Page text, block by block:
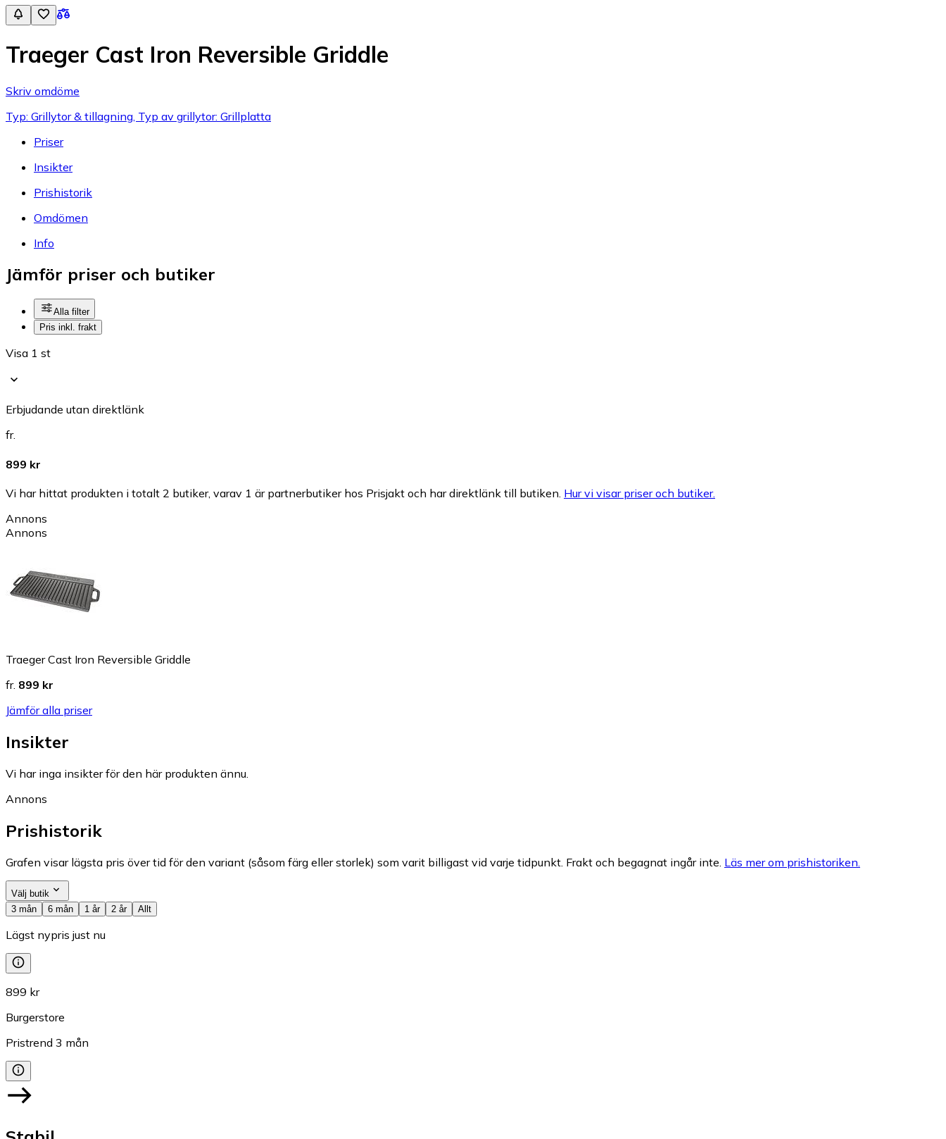
Traeger Cast Iron Reversible Griddle
Skriv omdöme
Typ: Grillytor & tillagning, Typ av grillytor: Grillplatta
Priser
Insikter
Prishistorik
Omdömen
Info
Jämför priser och butiker
Alla filter
Pris inkl. frakt
Visa 1 st
Erbjudande utan direktlänk
fr.
899 kr
Vi har hittat produkten i totalt 2 butiker, varav 1 är partnerbutiker hos Prisjakt och har direktlänk till butiken. Hur vi visar priser och butiker.
Annons
Annons
Traeger Cast Iron Reversible Griddle
fr. 899 kr
Jämför alla priser
Insikter
Vi har inga insikter för den här produkten ännu.
Annons
Prishistorik
Grafen visar lägsta pris över tid för den variant (såsom färg eller storlek) som varit billigast vid varje tidpunkt. Frakt och begagnat ingår inte. Läs mer om prishistoriken.
Välj butik
3 mån
6 mån 1 år 2 år Allt
Lägst nypris just nu
899 kr
Burgerstore
Pristrend 3 mån